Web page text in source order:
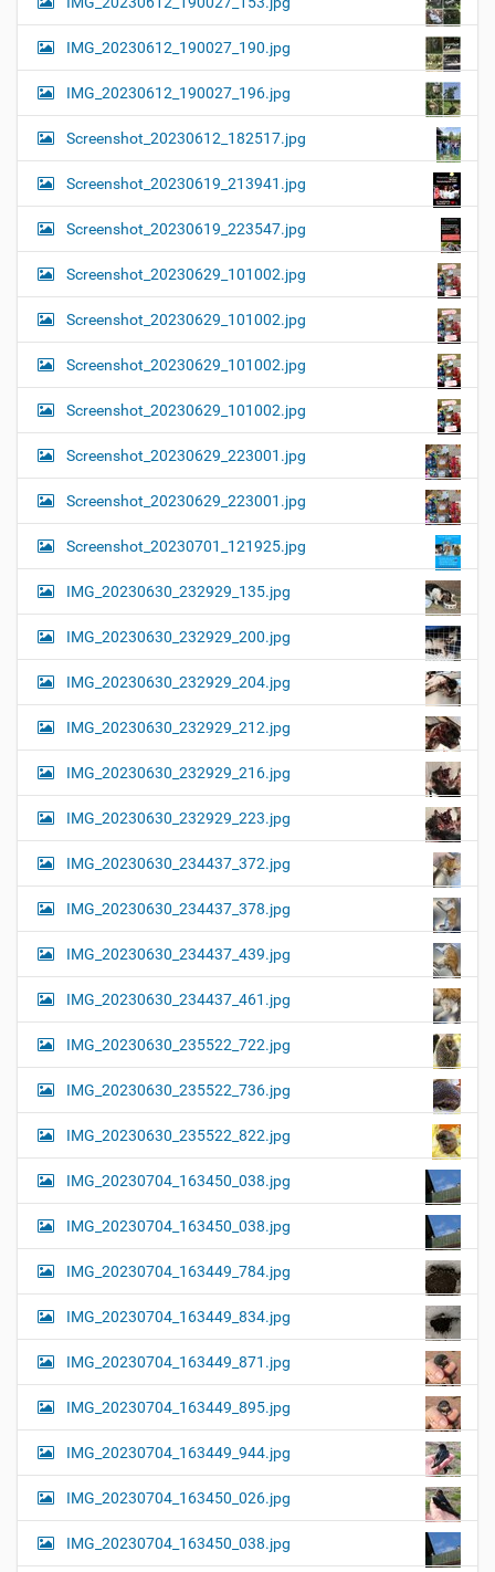
IMG_20230612_190027_190.jpg
IMG_20230612_190027_196.jpg
Screenshot_20230612_182517.jpg
Screenshot_20230619_213941.jpg
Screenshot_20230619_223547.jpg
Screenshot_20230629_101002.jpg
Screenshot_20230629_101002.jpg
Screenshot_20230629_101002.jpg
Screenshot_20230629_101002.jpg
Screenshot_20230629_223001.jpg
Screenshot_20230629_223001.jpg
Screenshot_20230701_121925.jpg
IMG_20230630_232929_135.jpg
IMG_20230630_232929_200.jpg
IMG_20230630_232929_204.jpg
IMG_20230630_232929_212.jpg
IMG_20230630_232929_216.jpg
IMG_20230630_232929_223.jpg
IMG_20230630_234437_372.jpg
IMG_20230630_234437_378.jpg
IMG_20230630_234437_439.jpg
IMG_20230630_234437_461.jpg
IMG_20230630_235522_722.jpg
IMG_20230630_235522_736.jpg
IMG_20230630_235522_822.jpg
IMG_20230704_163450_038.jpg
IMG_20230704_163450_038.jpg
IMG_20230704_163449_784.jpg
IMG_20230704_163449_834.jpg
IMG_20230704_163449_871.jpg
IMG_20230704_163449_895.jpg
IMG_20230704_163449_944.jpg
IMG_20230704_163450_026.jpg
IMG_20230704_163450_038.jpg